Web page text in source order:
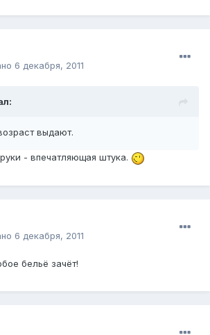
6 декабря, 2011
выдают.
- впечатляющая штука.
6 декабря, 2011
бельё зачёт!